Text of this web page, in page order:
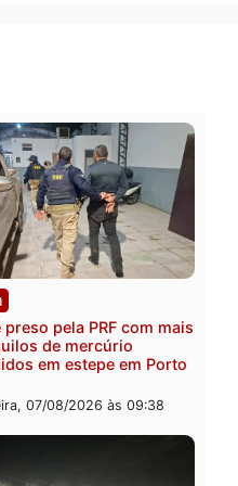
na educação
no ano passado 5,2%